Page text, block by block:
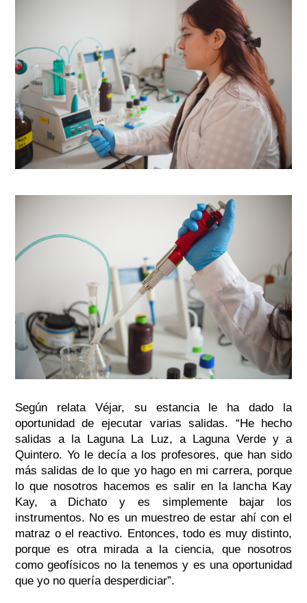
Según relata Véjar, su estancia le ha dado la
oportunidad de ejecutar varias salidas. “He hecho
salidas a la Laguna La Luz, a Laguna Verde y a
Quintero. Yo le decía a los profesores, que han sido
más salidas de lo que yo hago en mi carrera, porque
lo que nosotros hacemos es salir en la lancha Kay
Kay, a Dichato y es simplemente bajar los
instrumentos. No es un muestreo de estar ahí con el
matraz o el reactivo. Entonces, todo es muy distinto,
porque es otra mirada a la ciencia, que nosotros
como geofísicos no la tenemos y es una oportunidad
que yo no quería desperdiciar”.